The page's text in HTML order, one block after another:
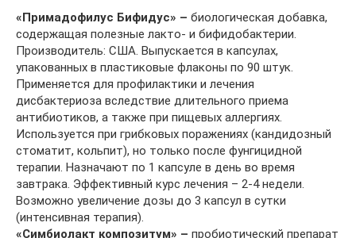
«Примадофилус Бифидус» – биологическая добавка,
содержащая полезные лакто- и бифидобактерии.
Производитель: США. Выпускается в капсулах,
упакованных в пластиковые флаконы по 90 штук.
Применяется для профилактики и лечения
дисбактериоза вследствие длительного приема
антибиотиков, а также при пищевых аллергиях.
Используется при грибковых поражениях (кандидозный
стоматит, кольпит), но только после фунгицидной
терапии. Назначают по 1 капсуле в день во время
завтрака. Эффективный курс лечения – 2-4 недели.
Возможно увеличение дозы до 3 капсул в сутки
(интенсивная терапия).
«Симбиолакт композитум» – пробиотический препарат